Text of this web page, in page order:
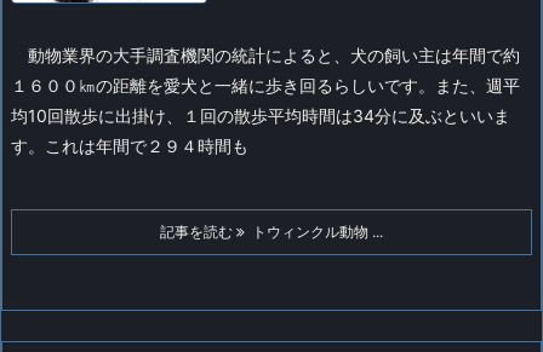
動物業界の大手調査機関の統計によると、犬の飼い主は年間で約
１６００㎞の距離を愛犬と一緒に歩き回るらしいです。また、週平
均10回散歩に出掛け、１回の散歩平均時間は34分に及ぶといいま
す。これは年間で２９４時間も
記事を読む トウィンクル動物 ...